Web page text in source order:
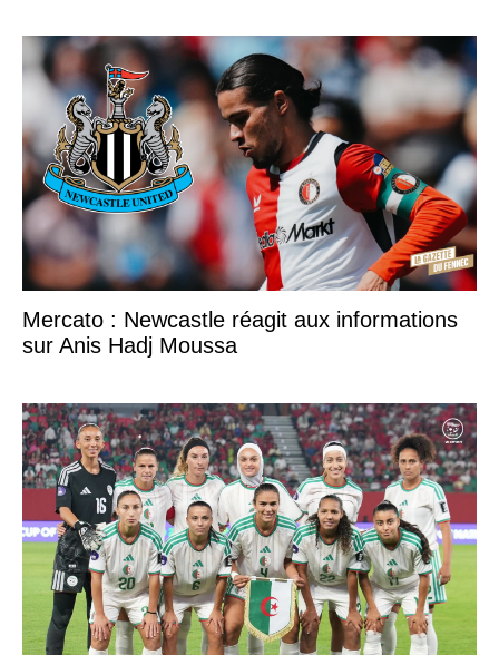
Mercato : Newcastle réagit aux informations
sur Anis Hadj Moussa